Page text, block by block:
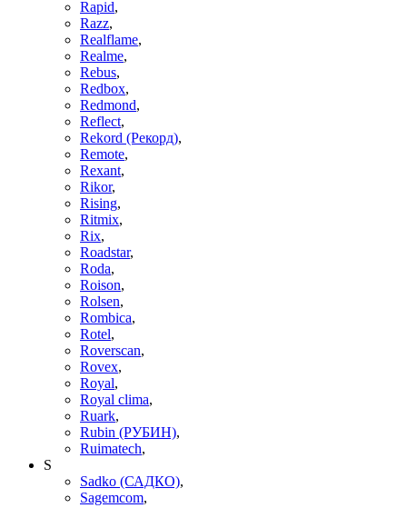
Rapid,
Razz,
Realflame,
Realme,
Rebus,
Redbox,
Redmond,
Reflect,
Rekord (Рекорд),
Remote,
Rexant,
Rikor,
Rising,
Ritmix,
Rix,
Roadstar,
Roda,
Roison,
Rolsen,
Rombica,
Rotel,
Roverscan,
Rovex,
Royal,
Royal clima,
Ruark,
Rubin (РУБИН),
Ruimatech,
S
Sadko (САДКО),
Sagemcom,